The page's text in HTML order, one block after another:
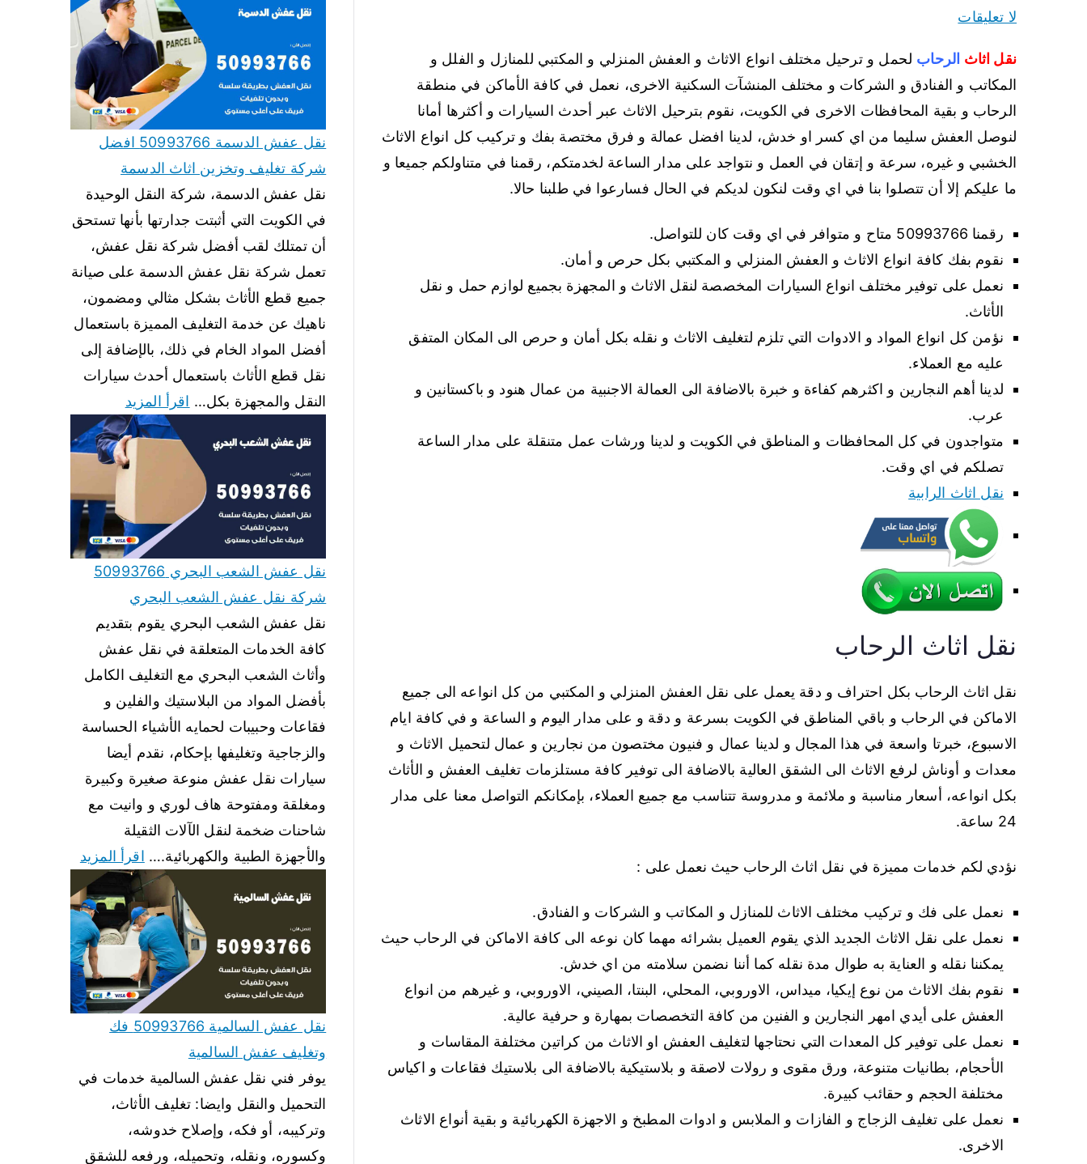
لا تعليقات
نقل اثاث الرحاب لحمل و ترحيل مختلف انواع الاثاث و العفش المنزلي و المكتبي للمنازل و الفلل و
المكاتب و الفنادق و الشركات و مختلف المنشآت السكنية الاخرى، نعمل في كافة الأماكن في منطقة
الرحاب و بقية المحافظات الاخرى في الكويت، نقوم بترحيل الاثاث عبر أحدث السيارات و أكثرها أمانا
لنوصل العفش سليما من اي كسر او خدش، لدينا افضل عمالة و فرق مختصة بفك و تركيب كل انواع الاثاث
الخشبي و غيره، سرعة و إتقان في العمل و نتواجد على مدار الساعة لخدمتكم، رقمنا في متناولكم جميعا و
ما عليكم إلا أن تتصلوا بنا في اي وقت لنكون لديكم في الحال فسارعوا في طلبنا حالا.
رقمنا 50993766 متاح و متوافر في اي وقت كان للتواصل.
نقوم بفك كافة انواع الاثاث و العفش المنزلي و المكتبي بكل حرص و أمان.
نعمل على توفير مختلف انواع السيارات المخصصة لنقل الاثاث و المجهزة بجميع لوازم حمل و نقل
الأثاث.
نؤمن كل انواع المواد و الادوات التي تلزم لتغليف الاثاث و نقله بكل أمان و حرص الى المكان المتفق
عليه مع العملاء.
لدينا أهم النجارين و اكثرهم كفاءة و خبرة بالاضافة الى العمالة الاجنبية من عمال هنود و باكستانين و
عرب.
متواجدون في كل المحافظات و المناطق في الكويت و لدينا ورشات عمل متنقلة على مدار الساعة
تصلكم في اي وقت.
نقل اثاث الرابية
نقل اثاث الرحاب
نقل اثاث الرحاب بكل احتراف و دقة يعمل على نقل العفش المنزلي و المكتبي من كل انواعه الى جميع
الاماكن في الرحاب و باقي المناطق في الكويت بسرعة و دقة و على مدار اليوم و الساعة و في كافة ايام
الاسبوع، خبرتا واسعة في هذا المجال و لدينا عمال و فنيون مختصون من نجارين و عمال لتحميل الاثاث و
معدات و أوناش لرفع الاثاث الى الشقق العالية بالاضافة الى توفير كافة مستلزمات تغليف العفش و الأثاث
بكل انواعه، أسعار مناسبة و ملائمة و مدروسة تتناسب مع جميع العملاء، بإمكانكم التواصل معنا على مدار
24 ساعة.
نؤدي لكم خدمات مميزة في نقل اثاث الرحاب حيث نعمل على :
نعمل على فك و تركيب مختلف الاثاث للمنازل و المكاتب و الشركات و الفنادق.
نعمل على نقل الاثاث الجديد الذي يقوم العميل بشرائه مهما كان نوعه الى كافة الاماكن في الرحاب حيث
يمكننا نقله و العناية به طوال مدة نقله كما أننا نضمن سلامته من اي خدش.
نقوم بفك الاثاث من نوع إيكيا، ميداس، الاوروبي، المحلي، البنتا، الصيني، الاوروبي، و غيرهم من انواع
العفش على أيدي امهر النجارين و الفنين من كافة التخصصات بمهارة و حرفية عالية.
نعمل على توفير كل المعدات التي نحتاجها لتغليف العفش او الاثاث من كراتين مختلفة المقاسات و
الأحجام، بطانيات متنوعة، ورق مقوى و رولات لاصقة و بلاستيكية بالاضافة الى بلاستيك فقاعات و اكياس
مختلفة الحجم و حقائب كبيرة.
نعمل على تغليف الزجاج و الفازات و الملابس و ادوات المطبخ و الاجهزة الكهربائية و بقية أنواع الاثاث
الاخرى.
نقل عفش الدسمة 50993766 افضل
شركة تغليف وتخزين اثاث الدسمة
نقل عفش الدسمة، شركة النقل الوحيدة
في الكويت التي أثبتت جدارتها بأنها تستحق
أن تمتلك لقب أفضل شركة نقل عفش،
تعمل شركة نقل عفش الدسمة على صيانة
جميع قطع الأثاث بشكل مثالي ومضمون،
ناهيك عن خدمة التغليف المميزة باستعمال
أفضل المواد الخام في ذلك، بالإضافة إلى
نقل قطع الأثاث باستعمال أحدث سيارات
النقل والمجهزة بكل… اقرأ المزيد
نقل عفش الشعب البحري 50993766
شركة نقل عفش الشعب البحري
نقل عفش الشعب البحري يقوم بتقديم
كافة الخدمات المتعلقة في نقل عفش
وأثاث الشعب البحري مع التغليف الكامل
بأفضل المواد من البلاستيك والفلين و
فقاعات وحبيبات لحمايه الأشياء الحساسة
والزجاجية وتغليفها بإحكام، نقدم أيضا
سيارات نقل عفش منوعة صغيرة وكبيرة
ومغلقة ومفتوحة هاف لوري و وانيت مع
شاحنات ضخمة لنقل الآلات الثقيلة
والأجهزة الطبية والكهربائية.… اقرأ المزيد
نقل عفش السالمية 50993766 فك
وتغليف عفش السالمية
يوفر فني نقل عفش السالمية خدمات في
التحميل والنقل وايضا: تغليف الأثاث،
وتركيبه، أو فكه، وإصلاح خدوشه،
وكسوره، ونقله، وتحميله، ورفعه للشقق